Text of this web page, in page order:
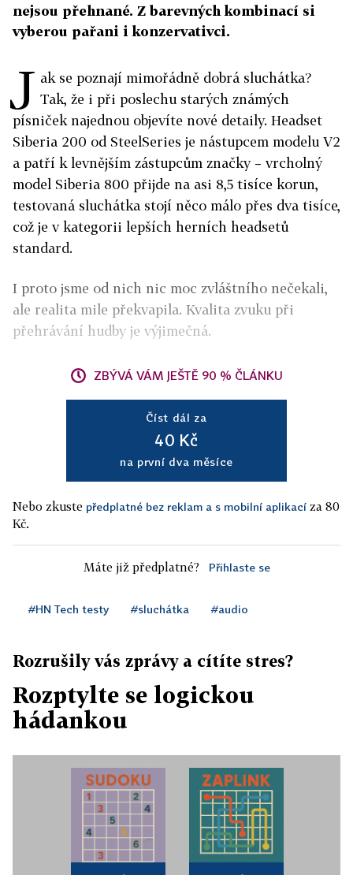
nejsou přehnané. Z barevných kombinací si
vyberou pařani i konzervativci.
J ak se poznají mimořádně dobrá sluchátka?
Tak, že i při poslechu starých známých
písniček najednou objevíte nové detaily. Headset
Siberia 200 od SteelSeries je nástupcem modelu V2
a patří k levnějším zástupcům značky – vrcholný
model Siberia 800 přijde na asi 8,5 tisíce korun,
testovaná sluchátka stojí něco málo přes dva tisíce,
což je v kategorii lepších herních headsetů
standard.
I proto jsme od nich nic moc zvláštního nečekali,
ale realita mile překvapila. Kvalita zvuku při
přehrávání hudby je výjimečná.
ZBÝVÁ VÁM JEŠTĚ 90 % ČLÁNKU
Číst dál za
40 Kč
na první dva měsíce
Nebo zkuste předplatné bez reklam a s mobilní aplikací za 80
Kč.
Máte již předplatné? Přihlaste se
#HN Tech testy #sluchátka #audio
Rozrušily vás zprávy a cítíte stres?
Rozptylte se logickou
hádankou